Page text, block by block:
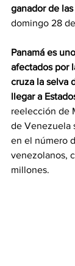
ganador de
domingo 28
Panamá es
afectados por
cruza la selva
llegar a
reelección de
de Venezuela
en el número
venezolanos,
millones.